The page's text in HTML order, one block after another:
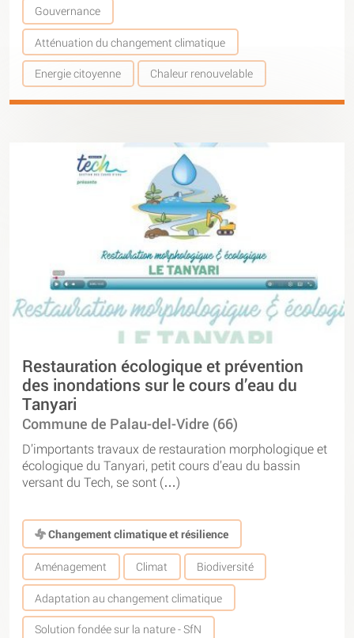
Gouvernance
Atténuation du changement climatique
Energie citoyenne Chaleur renouvelable
Restauration écologique et prévention
des inondations sur le cours d’eau du
Tanyari
Commune de Palau-del-Vidre (66)
D’importants travaux de restauration morphologique et
écologique du Tanyari, petit cours d’eau du bassin
versant du Tech, se sont (…)
Changement climatique et résilience
Aménagement Climat Biodiversité
Adaptation au changement climatique
Solution fondée sur la nature - SfN